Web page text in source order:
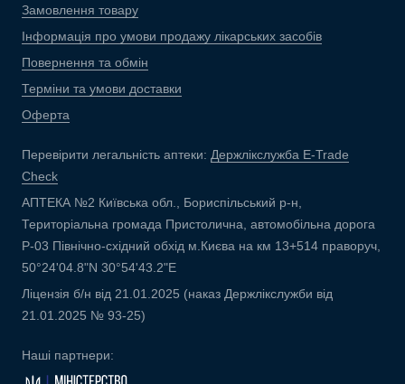
Замовлення товару
Інформація про умови продажу лікарських засобів
Повернення та обмін
Терміни та умови доставки
Оферта
Перевірити легальність аптеки: Держлікслужба E-Trade
Check
АПТЕКА №2 Київська обл., Бориспільський р-н,
Територіальна громада Пристолична, автомобільна дорога
Р-03 Північно-східний обхід м.Києва на км 13+514 праворуч,
50°24'04.8"N 30°54'43.2"E
Ліцензія б/н від 21.01.2025 (наказ Держлікслужби від
21.01.2025 № 93-25)
Наші партнери: